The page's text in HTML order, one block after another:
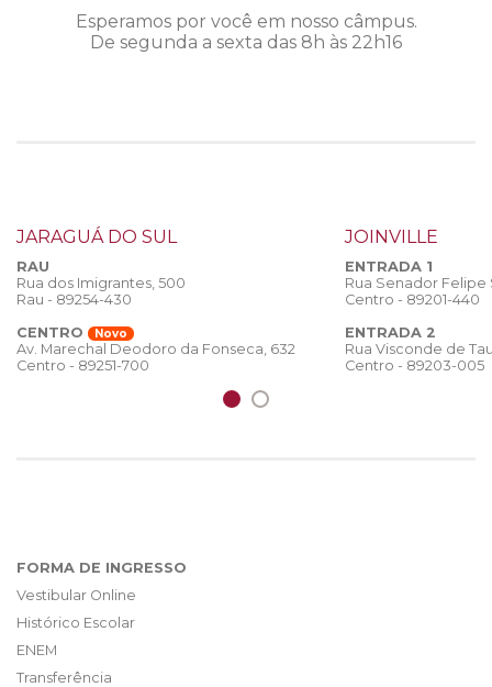
Esperamos por você em nosso câmpus.
De segunda a sexta das 8h às 22h16
JARAGUÁ DO SUL
RAU
Rua dos Imigrantes, 500
Rau - 89254-430
CENTRO
Novo
Av. Marechal Deodoro da Fonseca, 632
Centro - 89251-700
JOINVILLE
ENTRADA 1
Rua Senador
Centro - 89201-440
ENTRADA 2
Rua Visconde de
Centro - 89203-005
FORMA DE INGRESSO
Vestibular Online
Histórico Escolar
ENEM
Transferência